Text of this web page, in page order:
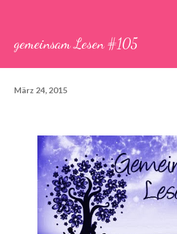
gemeinsam Lesen #105
März 24, 2015